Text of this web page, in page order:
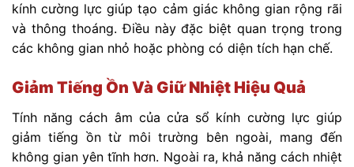
kính cường lực giúp tạo cảm giác không gian rộng rãi
và thông thoáng. Điều này đặc biệt quan trọng trong
các không gian nhỏ hoặc phòng có diện tích hạn chế.
Giảm Tiếng Ồn Và Giữ Nhiệt Hiệu Quả
Tính năng cách âm của cửa sổ kính cường lực giúp
giảm tiếng ồn từ môi trường bên ngoài, mang đến
không gian yên tĩnh hơn. Ngoài ra, khả năng cách nhiệt